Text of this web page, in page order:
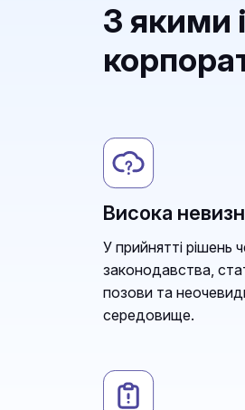
З якими
Висока
У прийнятті рішень
законодавства,
позови та
середовище.